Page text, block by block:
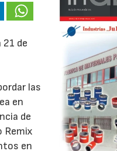
21 de
las
en
de
Remix
en